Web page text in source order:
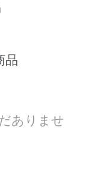
品
ありませ